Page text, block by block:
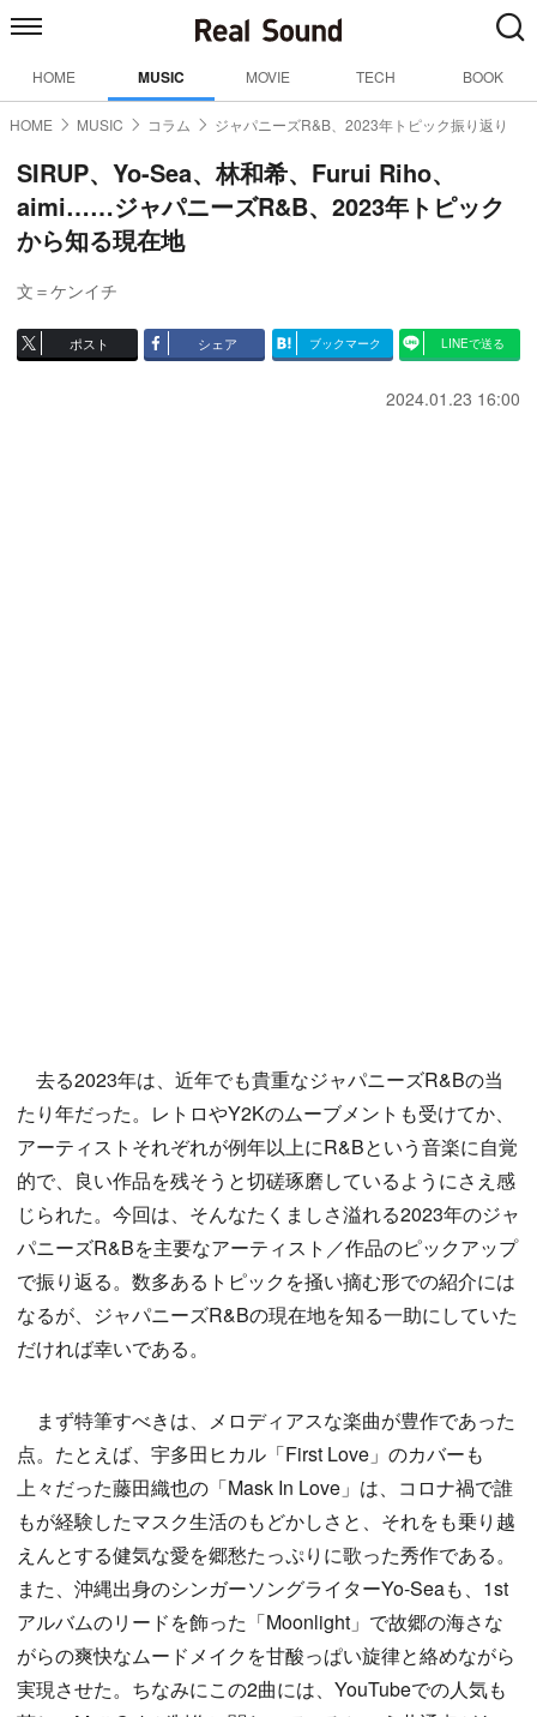
HOME MUSIC MOVIE TECH BOOK
HOME MUSIC コラム ジャパニーズR&B、2023年トピック振り返り
SIRUP、Yo-Sea、林和希、Furui Riho、
aimi……ジャパニーズR&B、2023年トピック
から知る現在地
文＝ケンイチ
ポスト シェア ブックマーク LINEで送る
2024.01.23 16:00
去る2023年は、近年でも貴重なジャパニーズR&Bの当
たり年だった。レトロやY2Kのムーブメントも受けてか、
アーティストそれぞれが例年以上にR&Bという音楽に自覚
的で、良い作品を残そうと切磋琢磨しているようにさえ感
じられた。今回は、そんなたくましさ溢れる2023年のジャ
パニーズR&Bを主要なアーティスト／作品のピックアップ
で振り返る。数多あるトピックを掻い摘む形での紹介には
なるが、ジャパニーズR&Bの現在地を知る一助にしていた
だければ幸いである。
まず特筆すべきは、メロディアスな楽曲が豊作であった
点。たとえば、宇多田ヒカル「First Love」のカバーも
上々だった藤田織也の「Mask In Love」は、コロナ禍で誰
もが経験したマスク生活のもどかしさと、それをも乗り越
えんとする健気な愛を郷愁たっぷりに歌った秀作である。
また、沖縄出身のシンガーソングライターYo-Seaも、1st
アルバムのリードを飾った「Moonlight」で故郷の海さな
がらの爽快なムードメイクを甘酸っぱい旋律と絡めながら
実現させた。ちなみにこの2曲には、YouTubeでの人気も